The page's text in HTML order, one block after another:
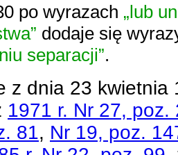
po wyrazach „lub
dodaje się
separacji”.
z dnia 23 kwietnia
1971 r. Nr 27, poz.
81, Nr 19, poz.